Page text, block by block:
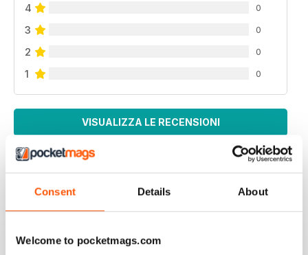
Consent Details About
Welcome to pocketmags.com
4 0
3 0
2 0
1 0
VISUALIZZA LE RECENSIONI